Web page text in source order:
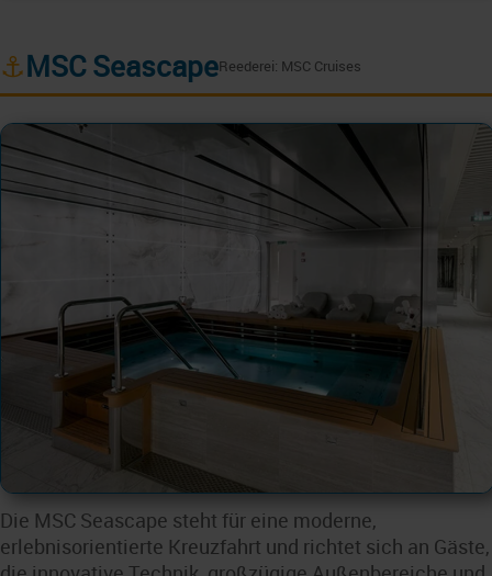
⚓MSC SeascapeReederei: MSC Cruises
Die MSC Seascape steht für eine moderne,
erlebnisorientierte Kreuzfahrt und richtet sich an Gäste,